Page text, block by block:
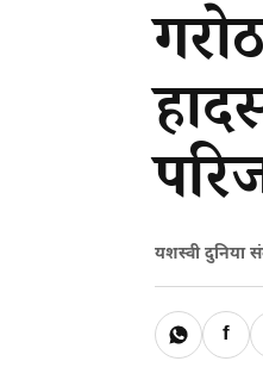
यशस्वी दुनिया
f